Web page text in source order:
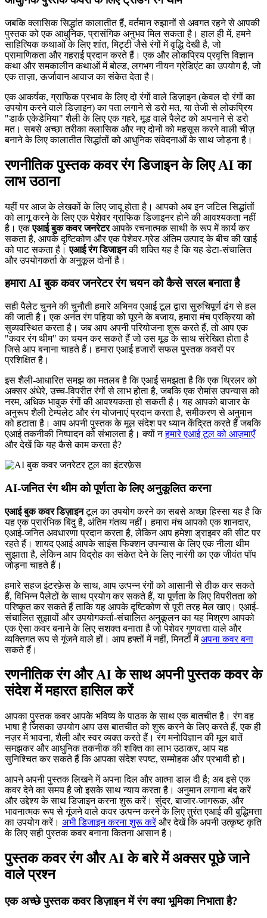
जबकि क्लासिक सिद्धांत कालातीत हैं, वर्तमान रुझानों से अवगत रहने से आपकी
पुस्तक को एक आधुनिक, प्रासंगिक अनुभव मिल सकता है। हाल ही में, हमने
साहित्यिक कथाओं के लिए शांत, मिट्टी जैसे रंगों में वृद्धि देखी है, जो
प्रामाणिकता और गहराई प्रदान करते हैं। एक और लोकप्रिय प्रवृत्ति विज्ञान
कथा और समकालीन कथाओं में बोल्ड, लगभग नीयन ग्रेडिएंट का उपयोग है, जो
एक ताज़ा, ऊर्जावान आवाज का संकेत देता है।
एक आकर्षक, ग्राफिक प्रभाव के लिए दो रंगों वाले डिज़ाइन (केवल दो रंगों का
उपयोग करने वाले डिज़ाइन) का पता लगाने से डरो मत, या तेजी से लोकप्रिय
"डार्क एकेडेमिया" शैली के लिए एक गहरे, मूड वाले पैलेट को अपनाने से डरो
मत। सबसे अच्छा तरीका क्लासिक और नए दोनों को महसूस करने वाली चीज़
बनाने के लिए कालातीत सिद्धांतों को आधुनिक संवेदनाओं के साथ जोड़ना है।
रणनीतिक पुस्तक कवर रंग डिजाइन के लिए AI का
लाभ उठाना
यहीं पर आज के लेखकों के लिए जादू होता है। आपको अब इन जटिल सिद्धांतों
को लागू करने के लिए एक पेशेवर ग्राफिक डिजाइनर होने की आवश्यकता नहीं
है। एकएआई बुक कवर जनरेटरआपके रचनात्मक साथी के रूप में कार्य कर
सकता है, आपके दृष्टिकोण और एक पेशेवर-ग्रेड अंतिम उत्पाद के बीच की खाई
को पाट सकता है।एआई रंग डिजाइनकी शक्ति यह है कि यह डेटा-संचालित
और उपयोगकर्ता के अनुकूल दोनों है।
हमारा AI बुक कवर जनरेटर रंग चयन को कैसे सरल बनाता है
सही पैलेट चुनने की चुनौती हमारे अभिनव एआई टूल द्वारा सुरुचिपूर्ण ढंग से हल
की जाती है। एक अनंत रंग पहिया को घूरने के बजाय, हमारा मंच प्रक्रिया को
सुव्यवस्थित करता है। जब आप अपनी परियोजना शुरू करते हैं, तो आप एक
"कवर रंग थीम" का चयन कर सकते हैं जो उस मूड के साथ संरेखित होता है
जिसे आप बनाना चाहते हैं। हमारा एआई हजारों सफल पुस्तक कवरों पर
प्रशिक्षित है।
इस शैली-आधारित समझ का मतलब है कि एआई समझता है कि एक थ्रिलर को
अक्सर अंधेरे, उच्च-विपरीत रंगों से लाभ होता है, जबकि एक रोमांस उपन्यास को
नरम, अधिक भावुक रंगों की आवश्यकता हो सकती है। यह आपको बाजार के
अनुरूप शैली टेम्पलेट और रंग योजनाएं प्रदान करता है, समीकरण से अनुमान
को हटाता है। आप अपनी पुस्तक के मूल संदेश पर ध्यान केंद्रित करते हैं जबकि
एआई तकनीकी निष्पादन को संभालता है। क्यों नहमारे एआई टूल को आज़माएँ
और देखें कि यह कैसे काम करता है?
AI-जनित रंग थीम को पूर्णता के लिए अनुकूलित करना
एआई बुक कवर डिज़ाइनटूल का उपयोग करने का सबसे अच्छा हिस्सा यह है कि
यह एक प्रारंभिक बिंदु है, अंतिम गंतव्य नहीं। हमारा मंच आपको एक शानदार,
एआई-जनित अवधारणा प्रदान करता है, लेकिन आप हमेशा ड्राइवर की सीट पर
रहते हैं। शायद एआई आपके साइंस फिक्शन उपन्यास के लिए एक नीला थीम
सुझाता है, लेकिन आप विद्रोह का संकेत देने के लिए नारंगी का एक जीवंत पॉप
जोड़ना चाहते हैं।
हमारे सहज इंटरफ़ेस के साथ, आप उत्पन्न रंगों को आसानी से ठीक कर सकते
हैं, विभिन्न पैलेटों के साथ प्रयोग कर सकते हैं, या पूर्णता के लिए विपरीतता को
परिष्कृत कर सकते हैं ताकि यह आपके दृष्टिकोण से पूरी तरह मेल खाए। एआई-
संचालित सुझावों और उपयोगकर्ता-संचालित अनुकूलन का यह मिश्रण आपको
एक ऐसा कवर बनाने के लिए सशक्त बनाता है जो पेशेवर गुणवत्ता वाले और
व्यक्तिगत रूप से गूंजने वाले हों। आप हफ्तों में नहीं, मिनटों मेंअपना कवर बना
सकते हैं।
रणनीतिक रंग और AI के साथ अपनी पुस्तक कवर के
संदेश में महारत हासिल करें
आपका पुस्तक कवर आपके भविष्य के पाठक के साथ एक बातचीत है। रंग वह
भाषा है जिसका उपयोग आप उस बातचीत को शुरू करने के लिए करते हैं, एक ही
नज़र में भावना, शैली और स्वर व्यक्त करते हैं। रंग मनोविज्ञान की मूल बातें
समझकर और आधुनिक तकनीक की शक्ति का लाभ उठाकर, आप यह
सुनिश्चित कर सकते हैं कि आपका संदेश स्पष्ट, सम्मोहक और प्रभावी हो।
आपने अपनी पुस्तक लिखने में अपना दिल और आत्मा डाल दी है; अब इसे एक
कवर देने का समय है जो इसके साथ न्याय करता है। अनुमान लगाना बंद करें
और उद्देश्य के साथ डिजाइन करना शुरू करें। सुंदर, बाजार-जागरूक, और
भावनात्मक रूप से गूंजने वाले कवर उत्पन्न करने के लिए तुरंत एआई की बुद्धिमत्ता
का उपयोग करें। अभी डिजाइन करना शुरू करेंऔर देखें कि अपनी उत्कृष्ट कृति
के लिए सही पुस्तक कवर बनाना कितना आसान है।
पुस्तक कवर रंग और AI के बारे में अक्सर पूछे जाने
वाले प्रश्न
एक अच्छे पुस्तक कवर डिज़ाइन में रंग क्या भूमिका निभाता है?